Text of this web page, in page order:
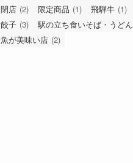
閉店 (2) 限定商品 (1) 飛騨牛 (1)
餃子 (3) 駅の立ち食いそば・うどん
魚が美味い店 (2)